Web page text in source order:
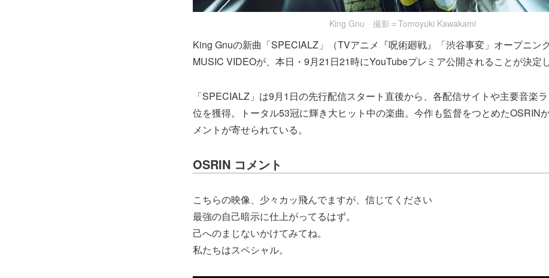
King Gnu 撮影＝Tomoyuki Kawakami
King Gnuの新曲「SPECIALZ」（TVアニメ『呪術廻戦』「渋谷事変」オープニン
MUSIC VIDEOが、本日・9月21日21時にYouTubeプレミア公開されることが決定し
「SPECIALZ」は9月1日の先行配信スタート直後から、各配信サイトや主要音楽
位を獲得。トータル53冠に輝き大ヒット中の楽曲。今作も監督をつとめたOSRIN
メントが寄せられている。
OSRIN コメント
こちらの映像、少々カッ飛んでますが、信じてください
最強の自己暗示に仕上がってるはず。
己へのまじないかけてみてね。
私たちはスペシャル。